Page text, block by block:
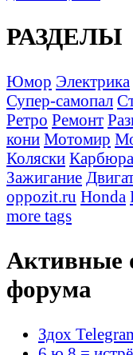
РАЗДЕЛЫ
Юмор Электрика
Супер-самопал
Ретро Ремонт
кони Мотомир
Коляски
Зажигание
oppozit.ru Honda
more tags
Активные
форума
Здох